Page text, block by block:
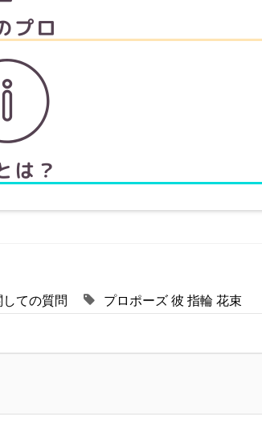
ての質問 プロポーズ 彼 指輪 花束